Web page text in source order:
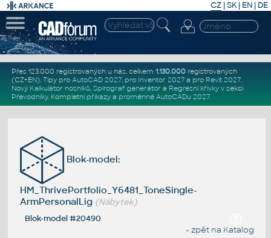
CZ | SK| EN | DE
Přes 123.000 registrovaných u nás, celkem 1.130.000registrovaných
(CZ+EN). Tipy pro AutoCAD 2027, pro Inventor 2027a pro Revit 2027.
Nový Kalkulátor nosníků, Spirograf generátor a Regresní křivkyv sekci
Převodníky. Kompletní příkazya proměnné AutoCADu 2027.
Blok-model:
HM_ThrivePortfolio_Y6481_ToneSingle-
ArmPersonalLig (Nábytek)
Blok-model #20490
« zpět na Katalog